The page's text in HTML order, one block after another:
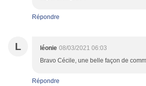
Répondre
L léonie 08/03/2021 06:03
Bravo Cécile, une belle façon de
Répondre